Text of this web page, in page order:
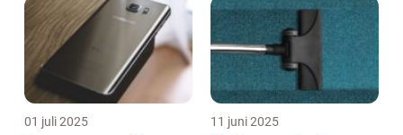
01 juli 2025 11 juni 2025